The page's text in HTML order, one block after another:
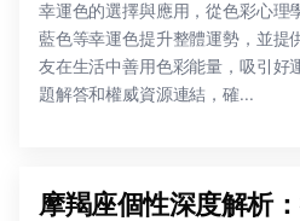
幸運色的選擇與應用，從色彩心理
藍色等幸運色提升整體運勢，並提
友在生活中善用色彩能量，吸引好
題解答和權威資源連結，確...
摩羯座個性深度解析